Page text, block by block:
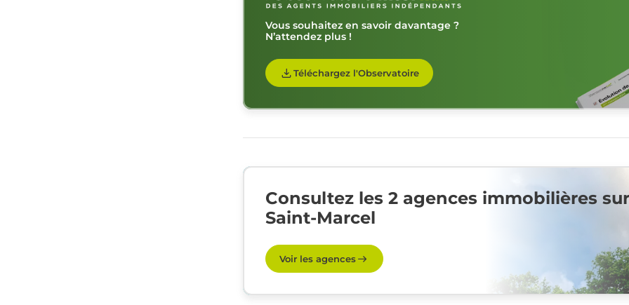
Vous souhaitez en savoir davantage ?
N’attendez plus !
Téléchargez l'Observatoire
Consultez les 2 agences immobilières sur
Saint-Marcel
Voir les agences